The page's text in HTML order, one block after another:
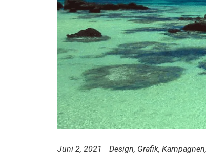
Juni 2, 2021 Design Grafik Kampagnen